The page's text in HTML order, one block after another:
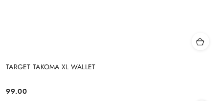
TARGET TAKOMA XL WALLET
Cena:
99.00